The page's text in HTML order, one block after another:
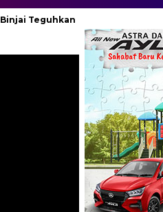
Komitmen Kebangsaan.